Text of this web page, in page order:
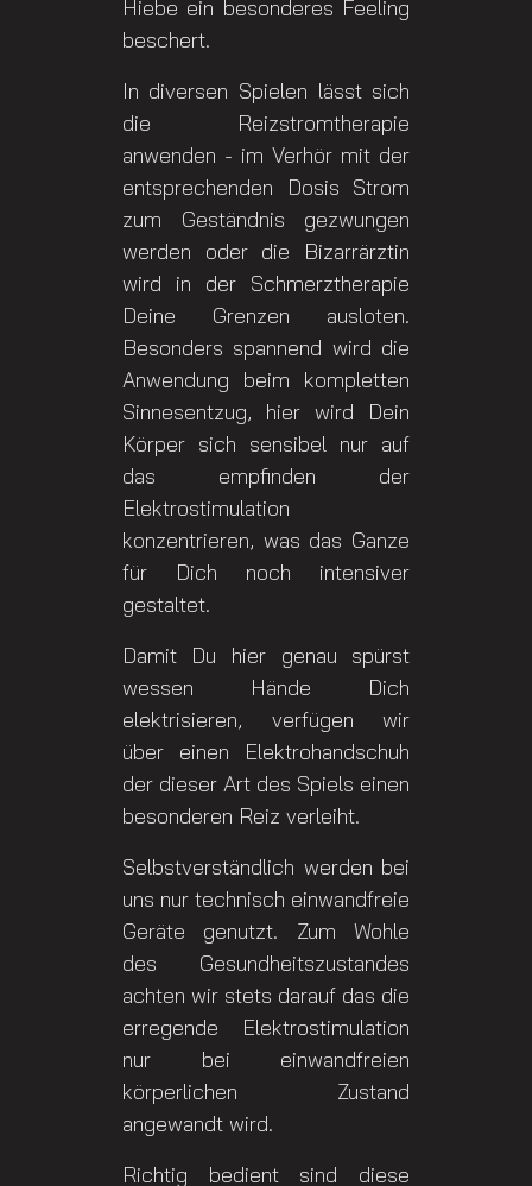
Hiebe ein besonderes Feeling
beschert.
In diversen Spielen lässt sich
die Reizstromtherapie
anwenden - im Verhör mit der
entsprechenden Dosis Strom
zum Geständnis gezwungen
werden oder die Bizarrärztin
wird in der Schmerztherapie
Deine Grenzen ausloten.
Besonders spannend wird die
Anwendung beim kompletten
Sinnesentzug, hier wird Dein
Körper sich sensibel nur auf
das empfinden der
Elektrostimulation
konzentrieren, was das Ganze
für Dich noch intensiver
gestaltet.
Damit Du hier genau spürst
wessen Hände Dich
elektrisieren, verfügen wir
über einen Elektrohandschuh
der dieser Art des Spiels einen
besonderen Reiz verleiht.
Selbstverständlich werden bei
uns nur technisch einwandfreie
Geräte genutzt. Zum Wohle
des Gesundheitszustandes
achten wir stets darauf das die
erregende Elektrostimulation
nur bei einwandfreien
körperlichen Zustand
angewandt wird.
Richtig bedient sind diese